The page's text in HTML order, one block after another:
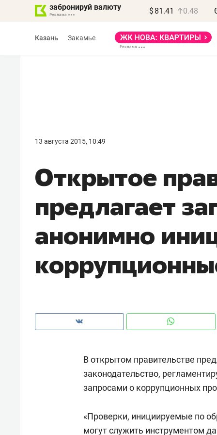
забронируй валюту $ 81.41 0.48
Казань Закамье
13 августа 2015, 10:49
Открытое
предлагает
анонимно
В открытом правительстве
законодательство,
запросами о коррупционных
«Проверки, инициируемые по
могут служить инструментом
правил, бизнес может
потерять минимум
Как бизнесу выйти на зарубежные
чем интересен Оман?
создают оазис жилого
комфорта под Казанью
ID